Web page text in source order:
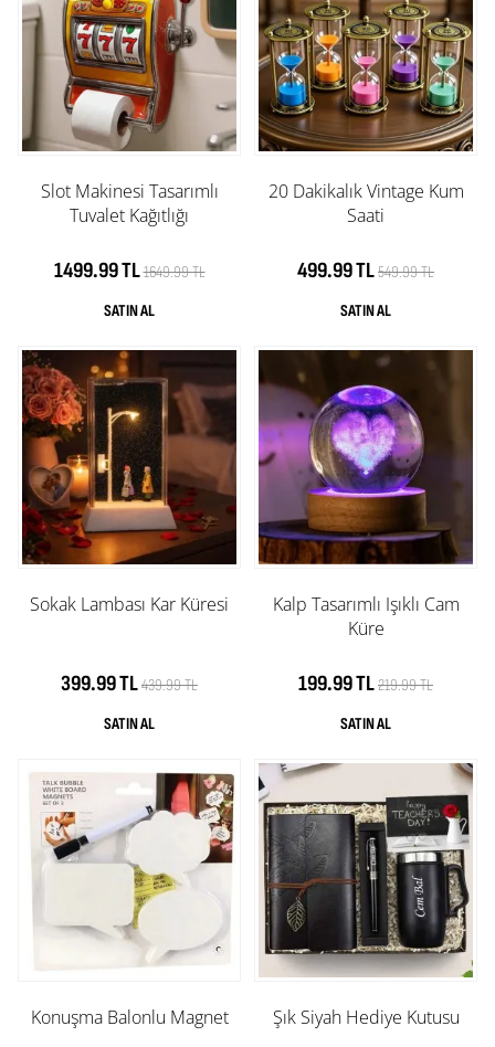
Slot Makinesi Tasarımlı
Tuvalet Kağıtlığı
1499.99 TL1649.99 TL
20 Dakikalık Vintage Kum
Saati
499.99 TL549.99 TL
Sokak Lambası Kar Küresi
399.99 TL439.99 TL
Kalp Tasarımlı Işıklı Cam
Küre
199.99 TL219.99 TL
Konuşma Balonlu Magnet Şık Siyah Hediye Kutusu